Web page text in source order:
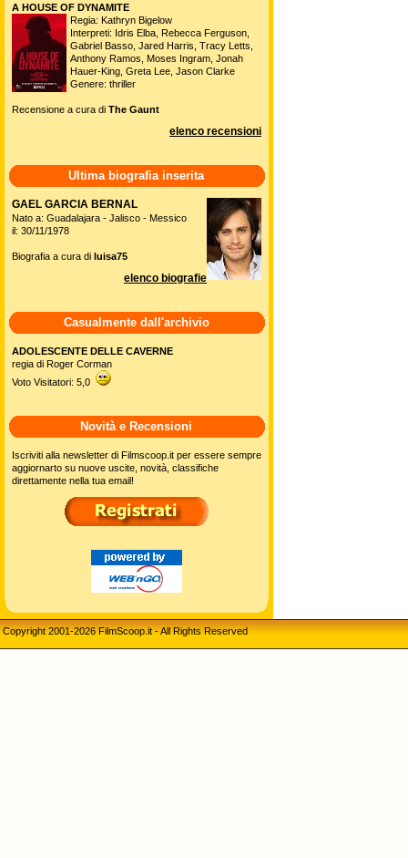
A HOUSE OF DYNAMITE
Regia: Kathryn Bigelow
Interpreti: Idris Elba, Rebecca Ferguson,
Gabriel Basso, Jared Harris, Tracy Letts,
Anthony Ramos, Moses Ingram, Jonah
Hauer-King, Greta Lee, Jason Clarke
Genere: thriller
Recensione a cura di The Gaunt
elenco recensioni
Ultima biografia inserita
GAEL GARCIA BERNAL
Nato a: Guadalajara - Jalisco - Messico
il: 30/11/1978
Biografia a cura di luisa75
elenco biografie
Casualmente dall'archivio
ADOLESCENTE DELLE CAVERNE
regia di Roger Corman
Voto Visitatori: 5,0
Novità e Recensioni
Iscriviti alla newsletter di Filmscoop.it per essere sempre
aggiornarto su nuove uscite, novità, classifiche
direttamente nella tua email!
Copyright 2001-2026 FilmScoop.it - All Rights Reserved